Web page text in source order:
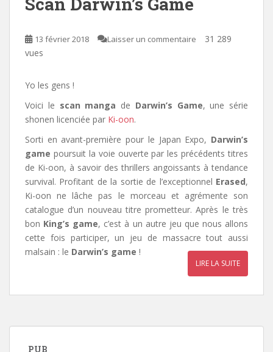
13 février 2018 Laisser un commentaire
31 289
vues
Yo les gens !
Voici le scan manga de Darwin’s Game, une série
shonen licenciée par Ki-oon.
Sorti en avant-première pour le Japan Expo, Darwin’s
game poursuit la voie ouverte par les précédents titres
de Ki-oon, à savoir des thrillers angoissants à tendance
survival. Profitant de la sortie de l’exceptionnel Erased,
Ki-oon ne lâche pas le morceau et agrémente son
catalogue d’un nouveau titre prometteur. Après le très
bon King’s game, c’est à un autre jeu que nous allons
cette fois participer, un jeu de massacre tout aussi
malsain : le Darwin’s game !
LIRE LA SUITE
PUB